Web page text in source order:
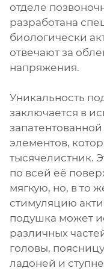
отделе
разработана
биологически
отвечают за
напряжения.
Уникальность
заключается в
элементов,
тысячелистник.
по всей её
мягкую, но, в то
стимуляцию
подушка может
различных
головы,
ладоней и